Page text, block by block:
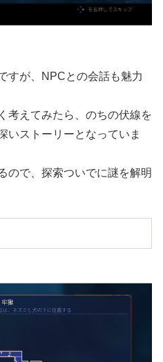
すが、NPCとの会話も魅力
考えてみたら、のちの伏線を
いストーリーとなっていま
ので、探索ついでに謎を解明